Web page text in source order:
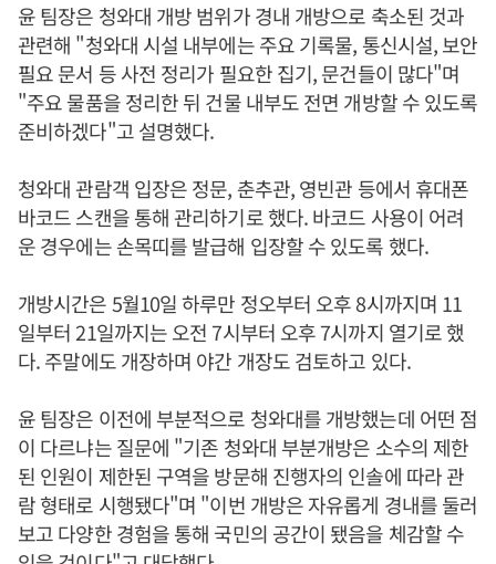
윤 팀장은 청와대 개방 범위가 경내 개방으로 축소된 것과
관련해 "청와대 시설 내부에는 주요 기록물, 통신시설, 보안
필요 문서 등 사전 정리가 필요한 집기, 문건들이 많다"며
"주요 물품을 정리한 뒤 건물 내부도 전면 개방할 수 있도록
준비하겠다"고 설명했다.
청와대 관람객 입장은 정문, 춘추관, 영빈관 등에서 휴대폰
바코드 스캔을 통해 관리하기로 했다. 바코드 사용이 어려
운 경우에는 손목띠를 발급해 입장할 수 있도록 했다.
개방시간은 5월10일 하루만 정오부터 오후 8시까지며 11
일부터 21일까지는 오전 7시부터 오후 7시까지 열기로 했
다. 주말에도 개장하며 야간 개장도 검토하고 있다.
윤 팀장은 이전에 부분적으로 청와대를 개방했는데 어떤 점
이 다르냐는 질문에 "기존 청와대 부분개방은 소수의 제한
된 인원이 제한된 구역을 방문해 진행자의 인솔에 따라 관
람 형태로 시행됐다"며 "이번 개방은 자유롭게 경내를 둘러
보고 다양한 경험을 통해 국민의 공간이 됐음을 체감할 수